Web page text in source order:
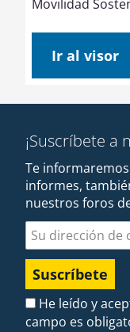
Movilidad
Ir al visor
¡Suscríbete a
Te
informes,
nuestros foros
Dirección de
He leído y
campo es